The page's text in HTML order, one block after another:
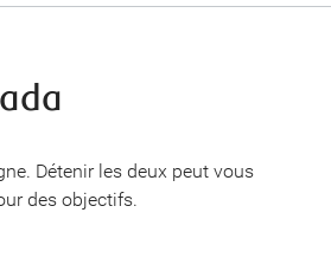
Détenir les deux peut vous
des objectifs.